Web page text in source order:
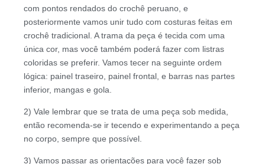
com pontos rendados do crochê peruano, e
posteriormente vamos unir tudo com costuras feitas em
crochê tradicional. A trama da peça é tecida com uma
única cor, mas você também poderá fazer com listras
coloridas se preferir. Vamos tecer na seguinte ordem
lógica: painel traseiro, painel frontal, e barras nas partes
inferior, mangas e gola.
2) Vale lembrar que se trata de uma peça sob medida,
então recomenda-se ir tecendo e experimentando a peça
no corpo, sempre que possível.
3) Vamos passar as orientações para você fazer sob